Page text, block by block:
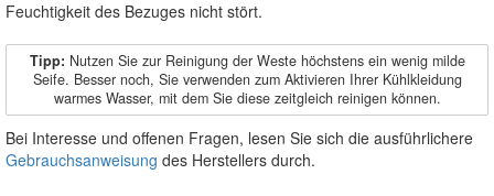
Feuchtigkeit des Bezuges nicht stört.
Tipp: Nutzen Sie zur Reinigung der Weste höchstens ein wenig milde
Seife. Besser noch, Sie verwenden zum Aktivieren Ihrer Kühlkleidung
warmes Wasser, mit dem Sie diese zeitgleich reinigen können.
Bei Interesse und offenen Fragen, lesen Sie sich die ausführlichere
Gebrauchsanweisung des Herstellers durch.